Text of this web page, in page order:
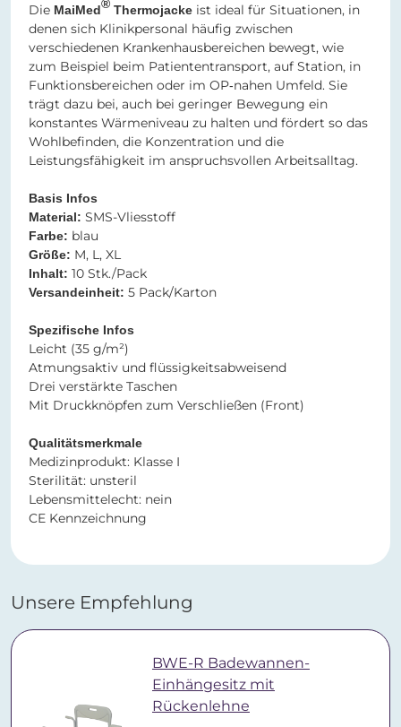
Die MaiMed® Thermojacke ist ideal für Situationen, in
denen sich Klinikpersonal häufig zwischen
verschiedenen Krankenhausbereichen bewegt, wie
zum Beispiel beim Patiententransport, auf Station, in
Funktionsbereichen oder im OP‑nahen Umfeld. Sie
trägt dazu bei, auch bei geringer Bewegung ein
konstantes Wärmeniveau zu halten und fördert so das
Wohlbefinden, die Konzentration und die
Leistungsfähigkeit im anspruchsvollen Arbeitsalltag.
Basis Infos
Material: SMS-Vliesstoff
Farbe: blau
Größe: M, L, XL
Inhalt: 10 Stk./Pack
Versandeinheit: 5 Pack/Karton
Spezifische Infos
Leicht (35 g/m²)
Atmungsaktiv und flüssigkeitsabweisend
Drei verstärkte Taschen
Mit Druckknöpfen zum Verschließen (Front)
Qualitätsmerkmale
Medizinprodukt: Klasse I
Sterilität: unsteril
Lebensmittelecht: nein
CE Kennzeichnung
Unsere Empfehlung
BWE-R Badewannen-
Einhängesitz mit
Rückenlehne